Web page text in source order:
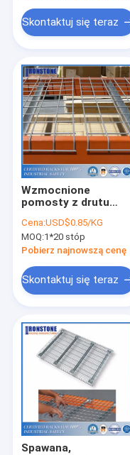
Produkty
Filmy
O nas
Wycieczka po
Poprosić o wycenę
Selektywny
Regały paletowe w
System regałów
Regały do
Platforma na
Skontaktuj się teraz
Wzmocnione
pomosty z drutu
regałów paletowych
oferujące dodatkowe
wsparcie
Cena:USD$0.85/KG
MOQ:1*20 stóp
Pobierz najnowszą cenę
Skontaktuj się teraz
Spawana,